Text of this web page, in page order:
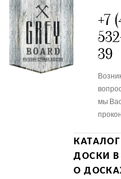
+7
39
мы
ДОСКИ В
О